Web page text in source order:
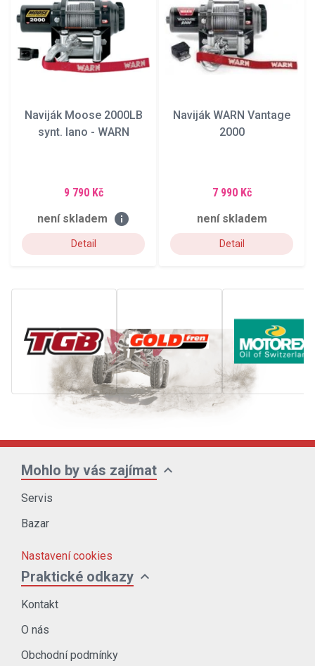
Naviják Moose 2000LB
synt. lano - WARN
9 790 Kč
není skladem info
Detail
Naviják WARN Vantage
2000
7 990 Kč
není skladem
Detail
Mohlo by vás zajímat expand_more
Servis
Bazar
Nastavení cookies
Praktické odkazy expand_more
Kontakt
O nás
Obchodní podmínky